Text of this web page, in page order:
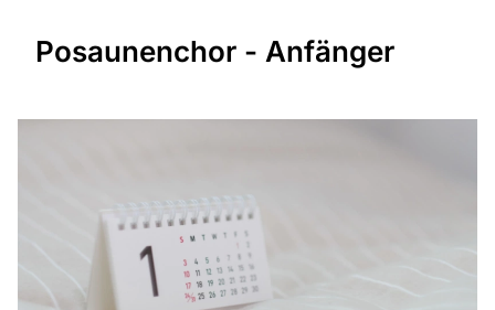
Posaunenchor - Anfänger